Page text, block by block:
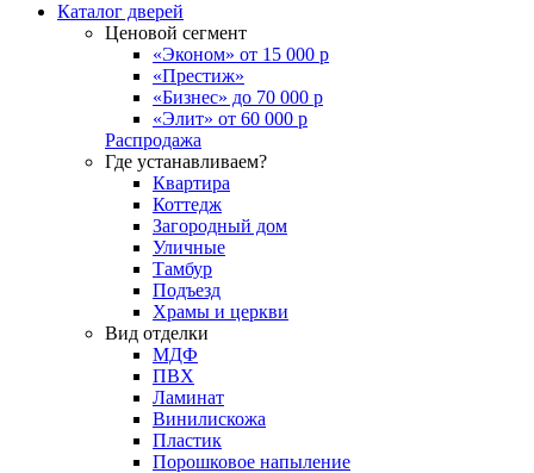
Каталог дверей
Ценовой сегмент
«Эконом» от 15 000 р
«Престиж»
«Бизнес» до 70 000 р
«Элит» от 60 000 р
Распродажа
Где устанавливаем?
Квартира
Коттедж
Загородный дом
Уличные
Тамбур
Подъезд
Храмы и церкви
Вид отделки
МДФ
ПВХ
Ламинат
Винилискожа
Пластик
Порошковое напыление